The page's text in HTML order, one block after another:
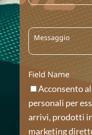
Field Name *
Acconsento
personali per
arrivi, prodotti
marketing